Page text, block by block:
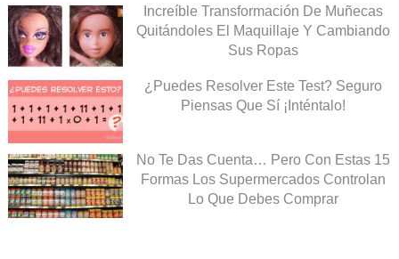
Increíble Transformación De Muñecas
Quitándoles El Maquillaje Y Cambiando
Sus Ropas
¿Puedes Resolver Este Test? Seguro
Piensas Que Sí ¡Inténtalo!
No Te Das Cuenta… Pero Con Estas 15
Formas Los Supermercados Controlan
Lo Que Debes Comprar